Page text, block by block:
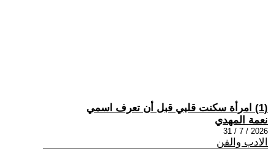
(1) امرأة سكنت قلبي قبل أن تعرف اسمي
نعمة المهدي
2026 / 7 / 31
الادب والفن